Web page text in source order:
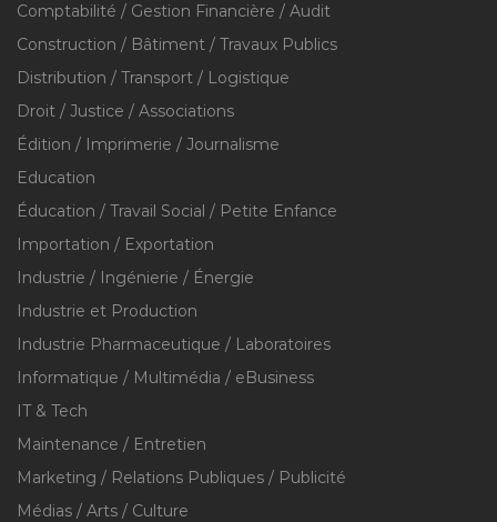
Comptabilité / Gestion Financière / Audit
Construction / Bâtiment / Travaux Publics
Distribution / Transport / Logistique
Droit / Justice / Associations
Édition / Imprimerie / Journalisme
Education
Éducation / Travail Social / Petite Enfance
Importation / Exportation
Industrie / Ingénierie / Énergie
Industrie et Production
Industrie Pharmaceutique / Laboratoires
Informatique / Multimédia / eBusiness
IT & Tech
Maintenance / Entretien
Marketing / Relations Publiques / Publicité
Médias / Arts / Culture